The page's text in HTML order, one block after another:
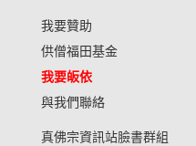
我要贊助
供僧福田基金
我要皈依
與我們聯絡
真佛宗資訊站臉書群組